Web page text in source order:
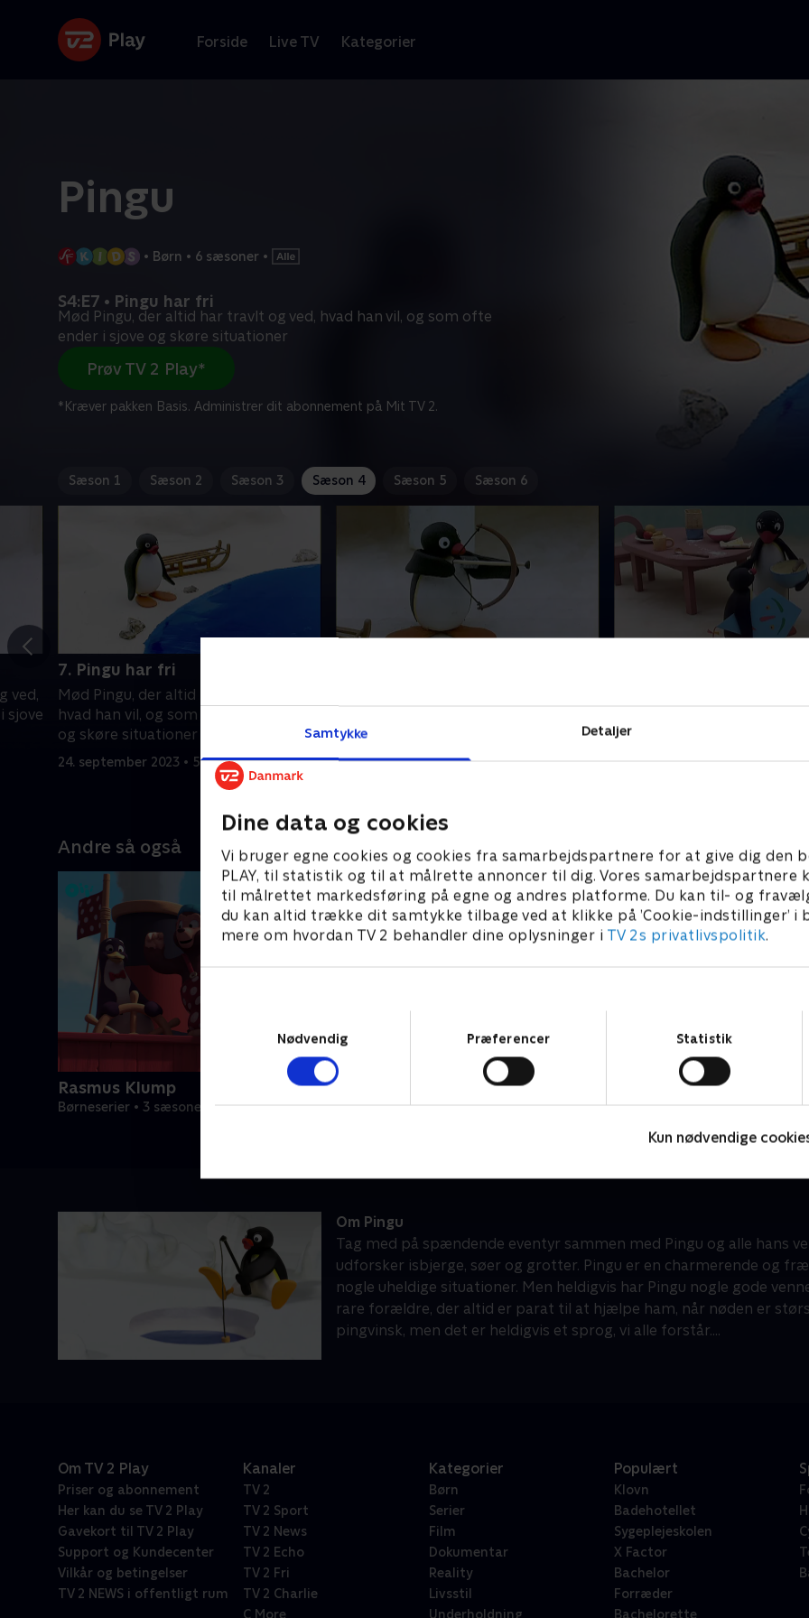
Samtykke Detaljer
Dine data og cookies
Vi bruger egne cookies og cookies fra samarbejdspartnere for at give dig den
PLAY, til statistik og til at målrette annoncer til dig. Vores samarbejdspartnere
til målrettet markedsføring på egne og andres platforme. Du kan til- og
du kan altid trække dit samtykke tilbage ved at klikke på ’Cookie-indstillinger’ i
mere om hvordan TV 2 behandler dine oplysninger i TV 2s privatlivspolitik.
Nødvendig
Præferencer Statistik
Kun nødvendige
Forside Live TV Kategorier
Pingu
• Børn • 6 sæsoner •
S4:E7 • Pingu har fri
Mød Pingu, der altid har travlt og ved, hvad han vil, og som ofte
ender i sjove og skøre situationer
Prøv TV 2 Play*
*Kræver pakken Basis. Administrer dit abonnement på Mit TV 2.
Sæson 1 Sæson 2 Sæson 3 Sæson 4 Sæson 5 Sæson 6
ved,
sjove
7. Pingu har fri
Mød Pingu, der altid har travlt og ved,
hvad han vil, og som ofte ender i sjove
og skøre situationer
24. september 2023 • 5 min
og skøre situationer.
24. september 2023 • 5 min
og skøre situationer
Andre så også
Rasmus Klump
Børneserier • 3 sæsoner
Barbapapa
Om Pingu
Tag med på spændende eventyr sammen med Pingu og alle hans
udforsker isbjerge, søer og grotter. Pingu er en charmerende og
nogle uheldige situationer. Men heldigvis har Pingu nogle gode
rare forældre, der altid er parat til at hjælpe ham, når nøden er
pingvinsk, men det er heldigvis et sprog, vi alle forstår....
Om TV 2 Play
Priser og abonnement
Her kan du se TV 2 Play
Gavekort til TV 2 Play
Support og Kundecenter
Vilkår og betingelser
TV 2 NEWS i offentligt rum
Kanaler
TV 2
TV 2 Sport
TV 2 News
TV 2 Echo
TV 2 Fri
TV 2 Charlie
C More
Kategorier
Børn
Serier
Film
Dokumentar
Reality
Livsstil
Underholdning
Populært
Klovn
Badehotellet
Sygeplejeskolen
X Factor
Bachelor
Forræder
Bachelorette